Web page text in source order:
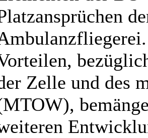
Zelle und des